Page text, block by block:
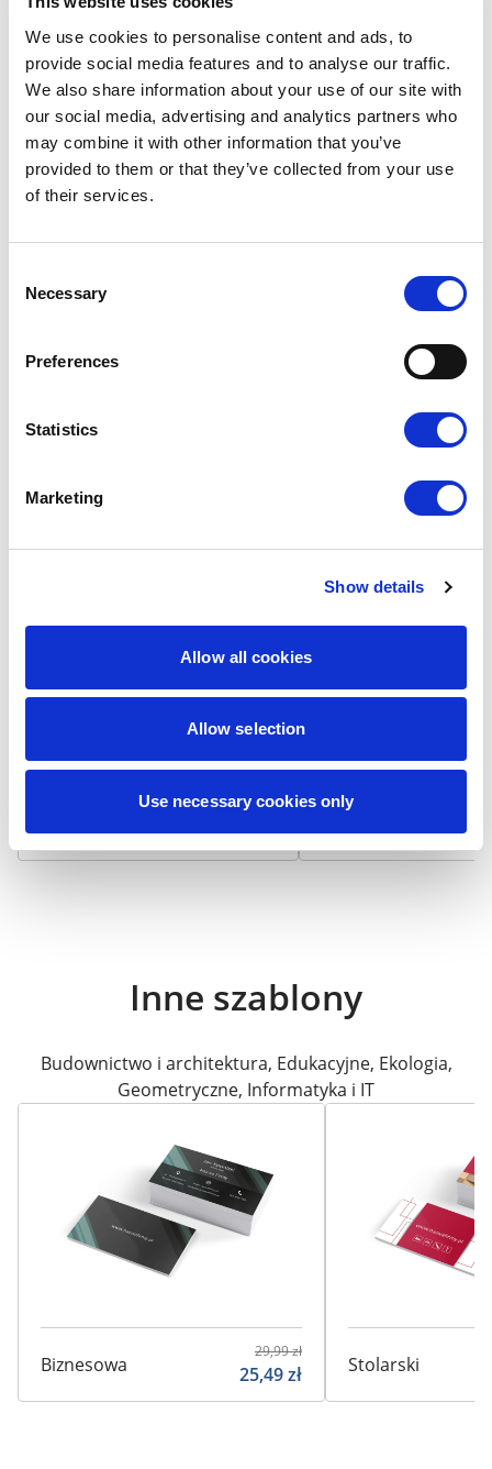
We use cookies to personalise content and ads, to
provide social media features and to analyse our traffic.
We also share information about your use of our site with
our social media, advertising and analytics partners who
may combine it with other information that you’ve
provided to them or that they’ve collected from your use
of their services.
Selection
Necessary
Preferences
Statistics
Marketing
Show details
Allow all cookies
Allow selection
Use necessary cookies only
Dopasuj wykończenie do
swojego projektu
Możesz dobrać do projektu matowe lub błyszczące
Laminat matowy
Wizytówka na papierze 300
który niweluje odbicia światła i
powierzchnię. Dodatkowo
zabrudzeniami.
Laminat
laminatem, który odbija
bardziej odporna na
zabrudzenia i
żywotność.
Inne szablony
Budownictwo i architektura, Edukacyjne, Ekologia,
Geometryczne, Informatyka i IT
Biznesowa
29,99zł
25,49zł Stolarski